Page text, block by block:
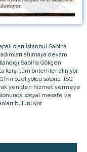
olan İstanbul Sabiha
atılmaya devam
Sabiha Gökçen
karşı tüm önlemler alınıyor.
özel yolcu salonu ’İSG
yeniden hizmet vermeye
sosyal mesafe ve
bulunuyor.